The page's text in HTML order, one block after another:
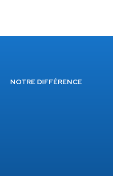
NOTRE DIFFÉRENCE